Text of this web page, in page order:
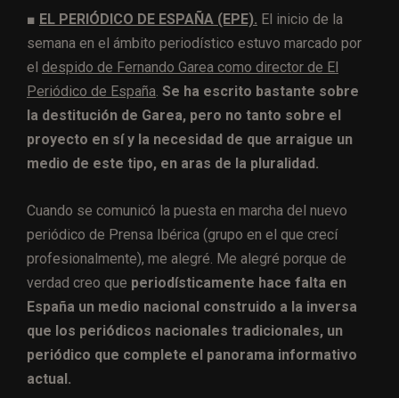
■ EL PERIÓDICO DE ESPAÑA (EPE). El inicio de la
semana en el ámbito periodístico estuvo marcado por
el despido de Fernando Garea como director de El
Periódico de España Se ha escrito bastante sobre
la destitución de Garea, pero no tanto sobre el
proyecto en sí y la necesidad de que arraigue un
medio de este tipo, en aras de la pluralidad.
Cuando se comunicó la puesta en marcha del nuevo
periódico de Prensa Ibérica (grupo en el que crecí
profesionalmente), me alegré. Me alegré porque de
verdad creo que periodísticamente hace falta en
España un medio nacional construido a la inversa
que los periódicos nacionales tradicionales, un
periódico que complete el panorama informativo
actual.